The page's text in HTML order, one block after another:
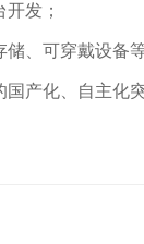
发；
、可穿戴设备
产化、自主化